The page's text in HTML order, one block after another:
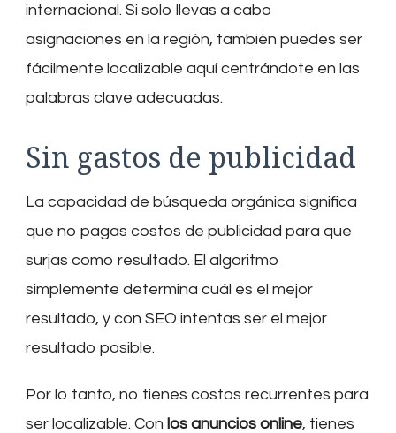
internacional. Si solo llevas a cabo
asignaciones en la región, también puedes ser
fácilmente localizable aquí centrándote en las
palabras clave adecuadas.
Sin gastos de publicidad
La capacidad de búsqueda orgánica significa
que no pagas costos de publicidad para que
surjas como resultado. El algoritmo
simplemente determina cuál es el mejor
resultado, y con SEO intentas ser el mejor
resultado posible.
Por lo tanto, no tienes costos recurrentes para
ser localizable. Con los anuncios online, tienes